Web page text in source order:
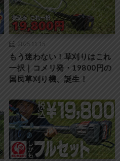
2025.11.15
もう迷わない！草刈りはこれ
一択｜コメリ発・19800円の
国民草刈り機、誕生！